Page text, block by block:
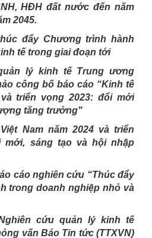
HĐH đất nước đến năm
2045.
đẩy Chương trình hành
tế trong giai đoạn tới
lý kinh tế Trung ương
công bố báo cáo “Kinh tế
triển vọng 2023: đổi mới
tăng trưởng"
Nam năm 2024 và triển
mới, sáng tạo và hội nhập
cáo nghiên cứu “Thúc đẩy
trong doanh nghiệp nhỏ và
cứu quản lý kinh tế
vấn Báo Tin tức (TTXVN)